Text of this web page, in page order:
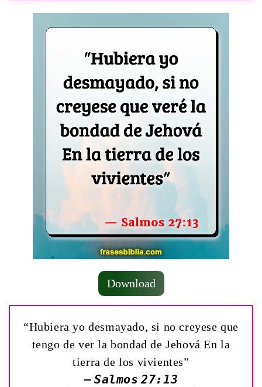
Download
“Hubiera yo desmayado, si no creyese que
tengo de ver la bondad de Jehová En la
tierra de los vivientes”
— Salmos 27:13